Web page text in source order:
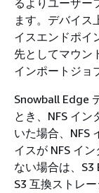
るよりユーザー
ます。デバイス
イスエンドポイ
先としてマウン
インポートジョ
Snowball Edge
とき、NFS イ
いた場合、NFS
イスが NFS イ
ない場合は、S3
S3 互換ストレ